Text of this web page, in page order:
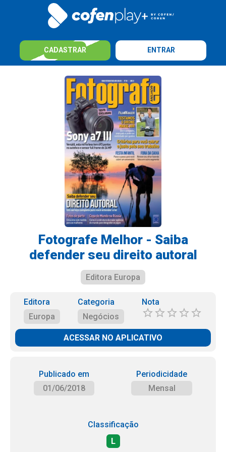
CADASTRAR ENTRAR
Fotografe Melhor - Saiba
defender seu direito autoral
Editora Europa
Editora
Europa
Categoria
Negócios
Nota
ACESSAR NO APLICATIVO
Publicado em
01/06/2018
Periodicidade
Mensal
Classificação
L